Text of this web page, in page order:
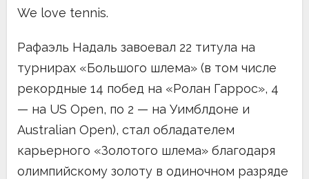
We love tennis.
Рафаэль Надаль завоевал 22 титула на
турнирах «Большого шлема» (в том числе
рекордные 14 побед на «Ролан Гаррос», 4
— на US Open, по 2 — на Уимблдоне и
Australian Open), стал обладателем
карьерного «Золотого шлема» благодаря
олимпийскому золоту в одиночном разряде